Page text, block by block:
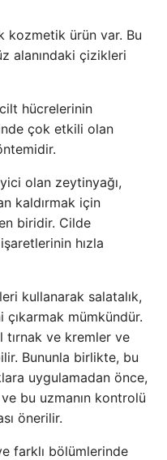
kozmetik ürün var. Bu
alanındaki çizikleri
hücrelerinin
çok etkili olan
olan zeytinyağı,
kaldırmak için
biridir. Cilde
hızla
kullanarak salatalık,
çıkarmak mümkündür.
tırnak ve kremler ve
Bununla birlikte, bu
uygulamadan önce,
bu uzmanın kontrolü
önerilir.
farklı bölümlerinde